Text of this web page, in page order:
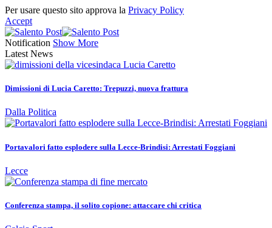
Per usare questo sito approva la Privacy Policy
Accept
Notification Show More
Latest News
Dimissioni di Lucia Caretto: Trepuzzi, nuova frattura
Dalla Politica
Portavalori fatto esplodere sulla Lecce-Brindisi: Arrestati Foggiani
Lecce
Conferenza stampa, il solito copione: attaccare chi critica